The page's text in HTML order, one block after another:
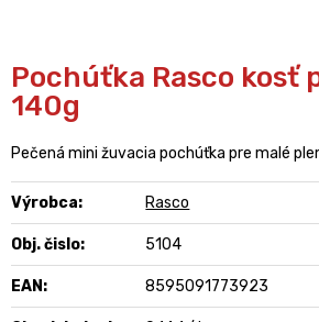
Pochúťka Rasco kosť
140g
Pečená mini žuvacia pochúťka pre malé
Výrobca: Rasco
Obj. čislo: 5104
EAN: 8595091773923